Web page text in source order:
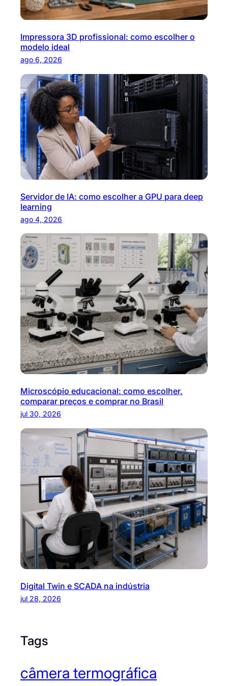
Impressora 3D profissional: como escolher o
modelo ideal
ago 6, 2026
Servidor de IA: como escolher a GPU para deep
learning
ago 4, 2026
Microscópio educacional: como escolher,
comparar preços e comprar no Brasil
jul 30, 2026
Digital Twin e SCADA na indústria
jul 28, 2026
Tags
câmera termográfica